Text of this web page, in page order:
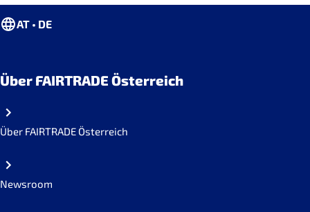
AT • DE
Über FAIRTRADE Österreich
Über FAIRTRADE Österreich
Newsroom